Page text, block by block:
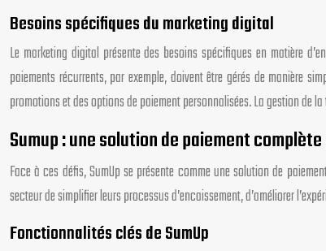
Besoins spécifiques du marketing digital
Le marketing digital présente des besoins spécifiques en matière
paiements récurrents, par exemple, doivent être gérés de manière
promotions et des options de paiement personnalisées. La gestion de
Sumup : une solution de paiement
Face à ces défis, SumUp se présente comme une solution de
secteur de simplifier leurs processus d’encaissement, d’améliorer
Fonctionnalités clés de SumUp